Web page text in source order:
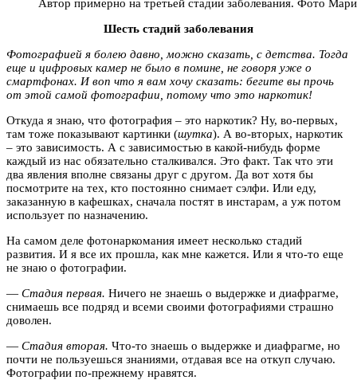
Автор примерно на третьей стадии заболевания. Фото
Шесть стадий заболевания
Фотографией я болею давно, можно сказать, с детства. Тогда
еще и цифровых камер не было в помине, не говоря уже о
смартфонах. И воn что я вам хочу сказать: бегите вы прочь
от этой самой фотографии, потому что это наркотик!
Откуда я знаю, что фотография – это наркотик? Ну, во-первых,
там тоже показывают картинки (шутка). А во-вторых, наркотик
– это зависимость. А с зависимостью в какой-нибудь форме
каждый из нас обязательно сталкивался. Это факт. Так что эти
два явления вполне связаны друг с другом. Да вот хотя бы
посмотрите на тех, кто постоянно снимает сэлфи. Или еду,
заказанную в кафешках, сначала постят в инстарам, а уж потом
использует по назначению.
На самом деле фотонаркомания имеет несколько стадий
развития. И я все их прошла, как мне кажется. Или я что-то еще
не знаю о фотографии.
— Стадия первая. Ничего не знаешь о выдержке и диафрагме,
снимаешь все подряд и всеми своими фотографиями страшно
доволен.
— Стадия вторая. Что-то знаешь о выдержке и диафрагме, но
почти не пользуешься знаниями, отдавая все на откуп случаю.
Фотографии по-прежнему нравятся.